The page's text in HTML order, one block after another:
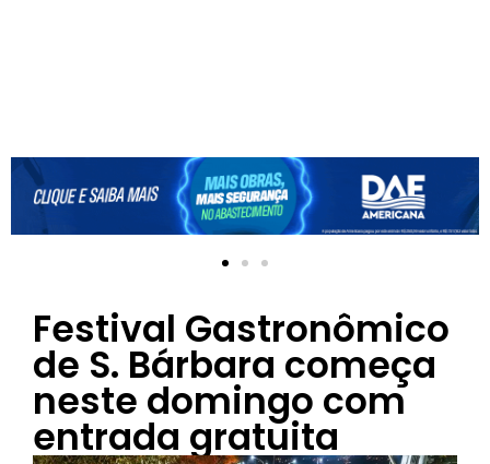
Festival Gastronômico
de S. Bárbara começa
neste domingo com
entrada gratuita